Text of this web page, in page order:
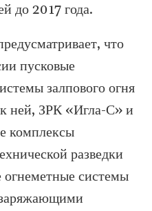
до 2017 года.
что
пусковые
залпового огня
ней, ЗРК «Игла-С» и
комплексы
разведки
системы